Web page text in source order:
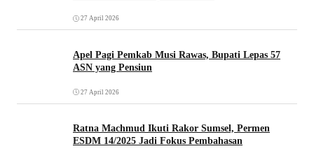
27 April 2026
Apel Pagi Pemkab Musi Rawas, Bupati Lepas 57
ASN yang Pensiun
27 April 2026
Ratna Machmud Ikuti Rakor Sumsel, Permen
ESDM 14/2025 Jadi Fokus Pembahasan